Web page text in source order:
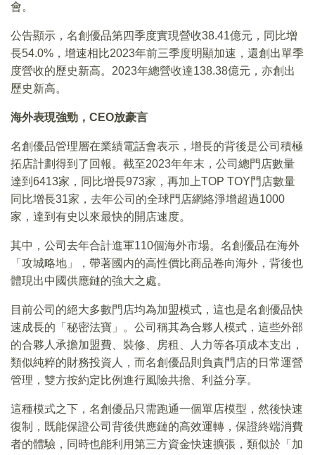
會。
公告顯示，名創優品第四季度實現營收38.41億元，同比增
長54.0%，增速相比2023年前三季度明顯加速，還創出單季
度營收的歷史新高。2023年總營收達138.38億元，亦創出
歷史新高。
海外表現強勁，CEO放豪言
名創優品管理層在業績電話會表示，增長的背後是公司積極
拓店計劃得到了回報。截至2023年年末，公司總門店數量
達到6413家，同比增長973家，再加上TOP TOY門店數量
同比增長31家，去年公司的全球門店網絡淨增超過1000
家，達到有史以來最快的開店速度。
其中，公司去年合計進軍110個海外市場。名創優品在海外
「攻城略地」，帶著國内的高性價比商品卷向海外，背後也
體現出中國供應鏈的強大之處。
目前公司的絕大多數門店均為加盟模式，這也是名創優品快
速成長的「秘密法寶」。公司稱其為合夥人模式，這些外部
的合夥人承擔加盟費、裝修、房租、人力等各項成本支出，
類似純粹的財務投資人，而名創優品則負責門店的日常運營
管理，雙方按約定比例進行風險共擔、利益分享。
這種模式之下，名創優品只需跑通一個單店模型，然後快速
復制，既能保證公司背後供應鏈的高效運轉，保證終端消費
者的體驗，同時也能利用第三方資金快速擴張，類似於「加